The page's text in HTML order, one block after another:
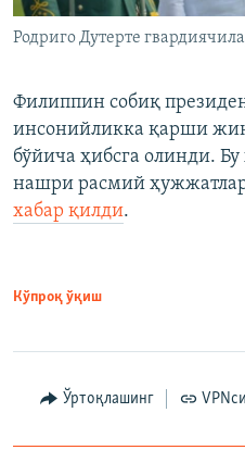
Родриго Дутерте
Филиппин собиқ
инсонийликка қарши
бўйича ҳибсга олинди.
нашри расмий
хабар қилди.
Кўпроқ ўқиш
Ўртоқлашинг